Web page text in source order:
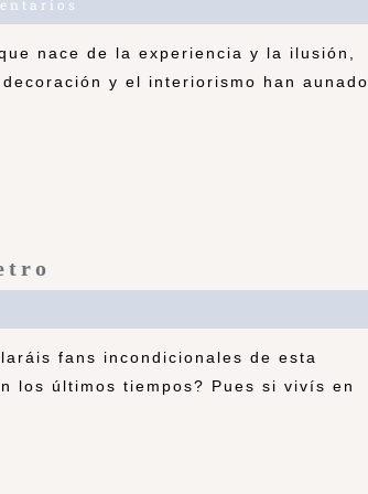
nace de la experiencia y la ilusión,
y el interiorismo han aunado
fans incondicionales de esta
los últimos tiempos? Pues si vivís en